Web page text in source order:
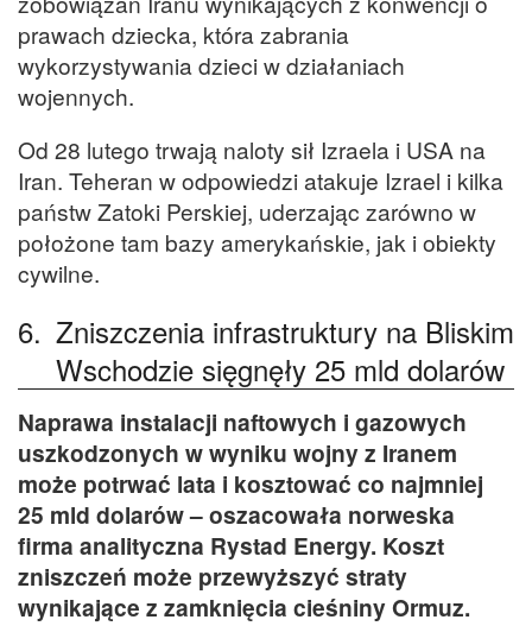
prawach dziecka, która zabrania
wykorzystywania dzieci w działaniach
wojennych.
Od 28 lutego trwają naloty sił Izraela i USA na
Iran. Teheran w odpowiedzi atakuje Izrael i kilka
państw Zatoki Perskiej, uderzając zarówno w
położone tam bazy amerykańskie, jak i obiekty
cywilne.
6. Zniszczenia infrastruktury na Bliskim
Wschodzie sięgnęły 25 mld dolarów
Naprawa instalacji naftowych i gazowych
uszkodzonych w wyniku wojny z Iranem
może potrwać lata i kosztować co najmniej
25 mld dolarów – oszacowała norweska
firma analityczna Rystad Energy. Koszt
zniszczeń może przewyższyć straty
wynikające z zamknięcia cieśniny Ormuz.